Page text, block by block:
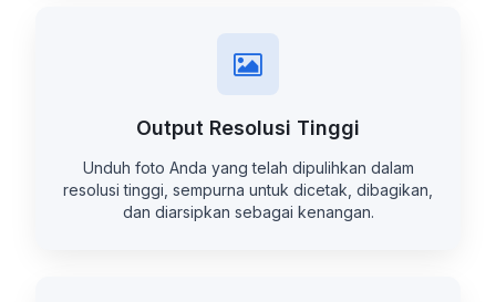
Output Resolusi Tinggi
Unduh foto Anda yang telah dipulihkan dalam
resolusi tinggi, sempurna untuk dicetak, dibagikan,
dan diarsipkan sebagai kenangan.